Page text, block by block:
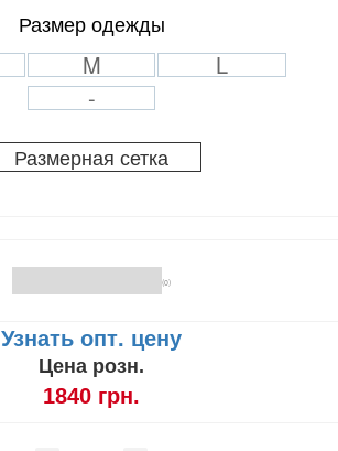
Размер одежды
M
L
-
Размерная сетка
(0)
Узнать опт. цену
Цена розн.
1840 грн.